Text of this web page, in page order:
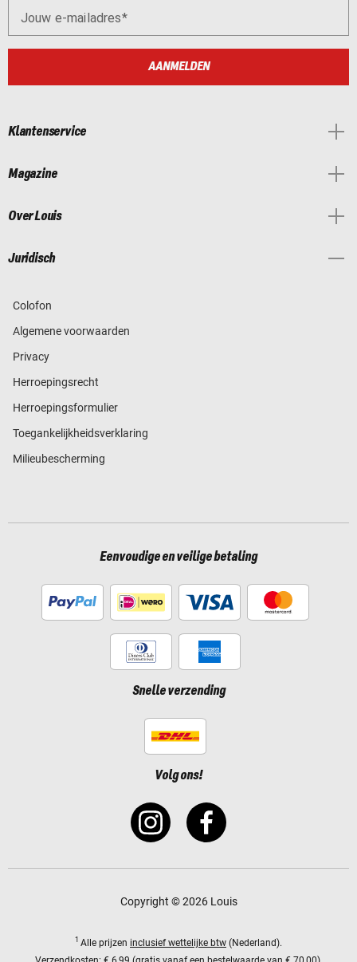
Jouw e-mailadres
AANMELDEN
Klantenservice
Magazine
Over Louis
Juridisch
Colofon
Algemene voorwaarden
Privacy
Herroepingsrecht
Herroepingsformulier
Toegankelijkheidsverklaring
Milieubescherming
Eenvoudige en veilige betaling
Snelle verzending
Volg ons!
Copyright © 2026 Louis
1 Alle prijzen inclusief wettelijke btw (Nederland).